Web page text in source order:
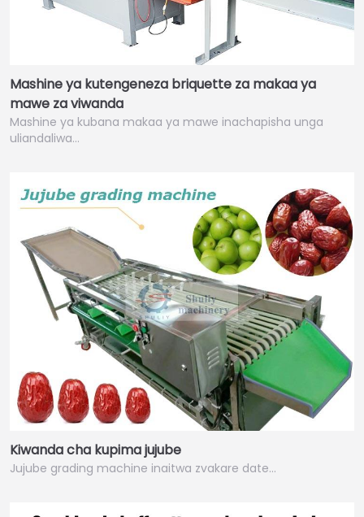
Mashine ya kutengeneza briquette za makaa ya
mawe za viwanda
Mashine ya kubana makaa ya mawe inachapisha unga
uliandaliwa…
Kiwanda cha kupima jujube
Jujube grading machine inaitwa zvakare date…